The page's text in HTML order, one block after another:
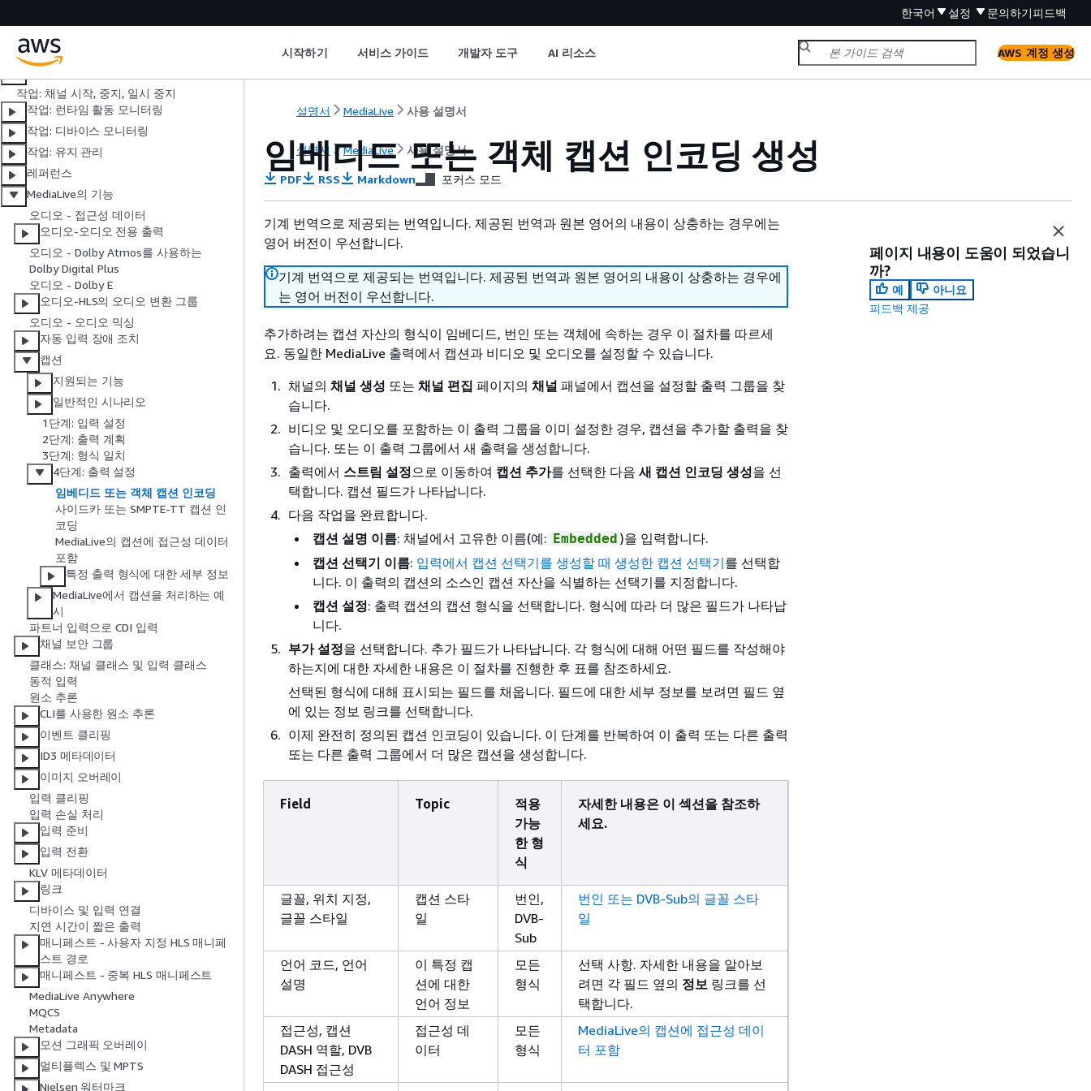
한국어 설정 문의하기피드백
시작하기 서비스 가이드 개발자 도구 AI 리소스 AWS 계정 생성
설정: 출력 그룹 생성
설정: 출력 인코딩 생성
작업: 채널 시작, 중지, 일시 중지
작업: 런타임 활동 모니터링
작업: 디바이스 모니터링
작업: 유지 관리
레퍼런스
MediaLive의 기능
오디오 - 접근성 데이터
오디오-오디오 전용 출력
오디오 - Dolby Atmos를 사용하는
Dolby Digital Plus
오디오 - Dolby E
오디오-HLS의 오디오 변환 그룹
오디오 - 오디오 믹싱
자동 입력 장애 조치
캡션
지원되는 기능
일반적인 시나리오
1단계: 입력 설정
2단계: 출력 계획
3단계: 형식 일치
4단계: 출력 설정
임베디드 또는 객체 캡션 인코딩
사이드카 또는 SMPTE-TT 캡션 인
코딩
MediaLive의 캡션에 접근성 데이터
포함
특정 출력 형식에 대한 세부 정보
MediaLive에서 캡션을 처리하는 예
시
파트너 입력으로 CDI 입력
채널 보안 그룹
클래스: 채널 클래스 및 입력 클래스
동적 입력
원소 추론
CLI를 사용한 원소 추론
이벤트 클리핑
ID3 메타데이터
이미지 오버레이
입력 클리핑
입력 손실 처리
입력 준비
입력 전환
KLV 메타데이터
링크
디바이스 및 입력 연결
지연 시간이 짧은 출력
매니페스트 - 사용자 지정 HLS 매니페
스트 경로
매니페스트 - 중복 HLS 매니페스트
MediaLive Anywhere
MQCS
Metadata
모션 그래픽 오버레이
멀티플렉스 및 MPTS
Nielsen 워터마크
설명서 MediaLive 사용 설명서
설명서 MediaLive 사용 설명서
임베디드 또는 객체 캡션 인코딩 생성
PDF RSS Markdown 포커스 모드
기계 번역으로 제공되는 번역입니다. 제공된 번역과 원본 영어의 내용이 상충하는 경우에는
영어 버전이 우선합니다.
기계 번역으로 제공되는 번역입니다. 제공된 번역과 원본 영어의 내용이 상충하는 경우에
는 영어 버전이 우선합니다.
추가하려는 캡션 자산의 형식이 임베디드, 번인 또는 객체에 속하는 경우 이 절차를 따르세
요. 동일한 MediaLive 출력에서 캡션과 비디오 및 오디오를 설정할 수 있습니다.
채널의 채널 생성 또는 채널 편집 페이지의 채널 패널에서 캡션을 설정할 출력 그룹을 찾
습니다.
비디오 및 오디오를 포함하는 이 출력 그룹을 이미 설정한 경우, 캡션을 추가할 출력을 찾
습니다. 또는 이 출력 그룹에서 새 출력을 생성합니다.
출력에서 스트림 설정으로 이동하여 캡션 추가를 선택한 다음 새 캡션 인코딩 생성을 선
택합니다. 캡션 필드가 나타납니다.
다음 작업을 완료합니다.
캡션 설명 이름: 채널에서 고유한 이름(예: Embedded )을 입력합니다.
캡션 선택기 이름: 입력에서 캡션 선택기를 생성할 때 생성한 캡션 선택기를 선택합
니다. 이 출력의 캡션의 소스인 캡션 자산을 식별하는 선택기를 지정합니다.
캡션 설정: 출력 캡션의 캡션 형식을 선택합니다. 형식에 따라 더 많은 필드가 나타납
니다.
부가 설정을 선택합니다. 추가 필드가 나타납니다. 각 형식에 대해 어떤 필드를 작성해야
하는지에 대한 자세한 내용은 이 절차를 진행한 후 표를 참조하세요.
선택된 형식에 대해 표시되는 필드를 채웁니다. 필드에 대한 세부 정보를 보려면 필드 옆
에 있는 정보 링크를 선택합니다.
이제 완전히 정의된 캡션 인코딩이 있습니다. 이 단계를 반복하여 이 출력 또는 다른 출력
또는 다른 출력 그룹에서 더 많은 캡션을 생성합니다.
Field Topic
적용
가능
한 형
식
자세한 내용은 이 섹션을 참조하
세요.
글꼴, 위치 지정,
글꼴 스타일
캡션 스타
일
번인,
DVB-
Sub
번인 또는 DVB-Sub의 글꼴 스타
일
언어 코드, 언어
설명
이 특정 캡
션에 대한
언어 정보
모든
형식
선택 사항. 자세한 내용을 알아보
려면 각 필드 옆의 정보 링크를 선
택합니다.
접근성, 캡션
DASH 역할, DVB
DASH 접근성
접근성 데
이터
모든
형식
MediaLive의 캡션에 접근성 데이
터 포함
페이지 내용이 도움이 되었습니
까?
예
아니요
피드백 제공